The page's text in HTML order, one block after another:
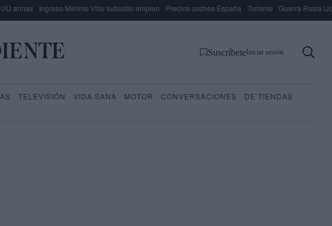
armas Ingreso Mínimo Vital subsidio empleo Precios coches España Turismo Guerra Rusia
SuscríbeteIniciar sesión
TELEVISIÓN VIDA SANA MOTOR CONVERSACIONES
DE TIENDAS